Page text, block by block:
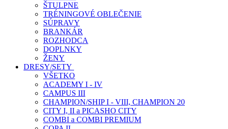
ŠTULPNE
TRÉNINGOVÉ OBLEČENIE
SÚPRAVY
BRANKÁR
ROZHODCA
DOPLNKY
ŽENY
DRESY/SETY
VŠETKO
ACADEMY I - IV
CAMPUS III
CHAMPION/SHIP I - VIII, CHAMPION 20
CITY I, II a PICASHO CITY
COMBI a COMBI PREMIUM